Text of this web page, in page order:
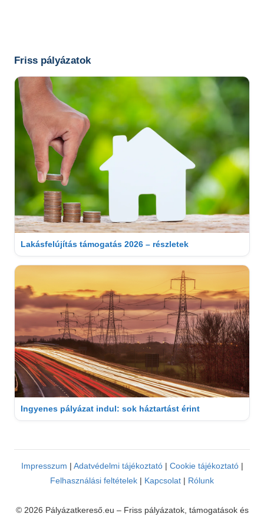
Friss pályázatok
Lakásfelújítás támogatás 2026 – részletek
Ingyenes pályázat indul: sok háztartást érint
Impresszum | Adatvédelmi tájékoztató| Cookie tájékoztató|
Felhasználási feltételek | Kapcsolat | Rólunk
© 2026 Pályázatkereső.eu – Friss pályázatok, támogatások és